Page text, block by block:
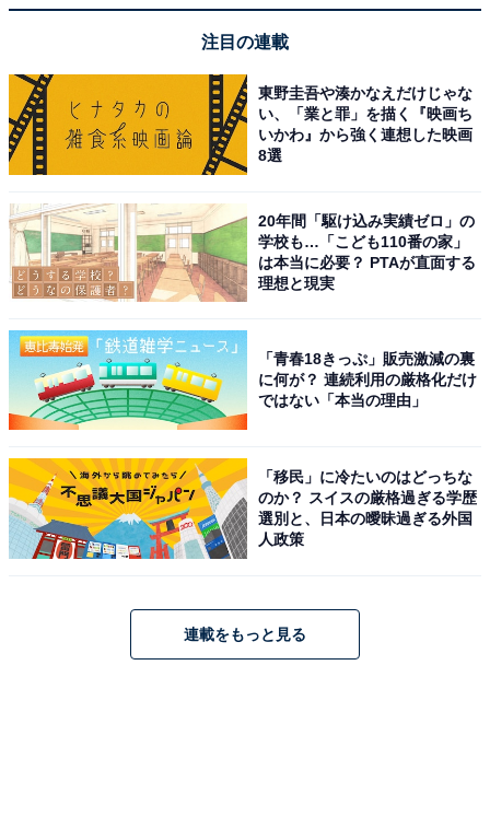
オリジナルグッズが並ぶ一角
前回の期間限定オープンと同じく、ディスプレイとして
置いてある食券機の横には、ファンにはたまらないオリ
ジナルグッズが並んでいます。棚の上には店員の格好を
してたくましいポーズを取るちいかわ・ハチワレ・うさ
で注文していきます。
注目の連載
東野圭吾や湊かなえだけじゃな
い、「業と罪」を描く『映画ち
いかわ』から強く連想した映画
8選
20年間「駆け込み実績ゼロ」の
学校も…「こども110番の家」
は本当に必要？ PTAが直面する
理想と現実
「青春18きっぷ」販売激減の裏
に何が？ 連続利用の厳格化だけ
ではない「本当の理由」
「移民」に冷たいのはどっちな
のか？ スイスの厳格過ぎる学歴
選別と、日本の曖昧過ぎる外国
人政策
連載をもっと見る